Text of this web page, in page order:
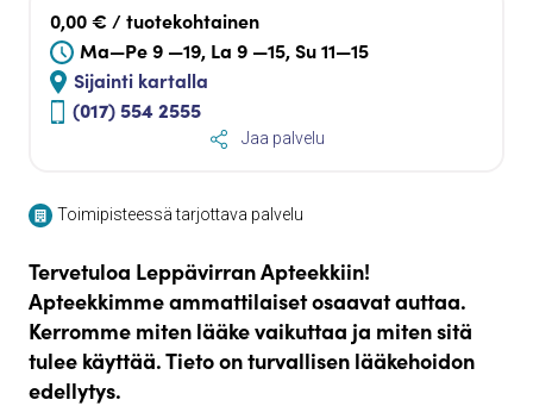
0,00 € / tuotekohtainen
Ma—Pe 9 —19, La 9 —15, Su 11—15
Sijainti kartalla
(017) 554 2555
Jaa palvelu
Toimipisteessä tarjottava palvelu
Tervetuloa Leppävirran Apteekkiin!
Apteekkimme ammattilaiset osaavat auttaa.
Kerromme miten lääke vaikuttaa ja miten sitä
tulee käyttää. Tieto on turvallisen lääkehoidon
edellytys.